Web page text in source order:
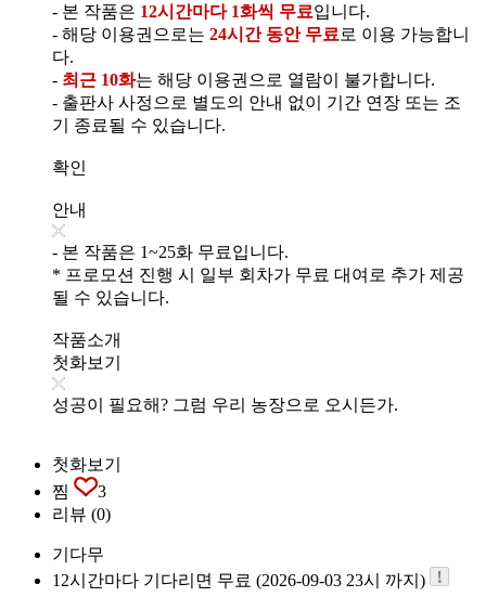
- 본 작품은 12시간마다 1화씩 무료입니다.
- 해당 이용권으로는 24시간 동안 무료 로 이용 가능합니
다.
- 최근 10화는 해당 이용권으로 열람이 불가합니다.
- 출판사 사정으로 별도의 안내 없이 기간 연장 또는 조
기 종료될 수 있습니다.
확인
안내
- 본 작품은 1~25화 무료입니다.
* 프로모션 진행 시 일부 회차가 무료 대여로 추가 제공
될 수 있습니다.
작품소개
첫화보기
성공이 필요해? 그럼 우리 농장으로 오시든가.
첫화보기
찜
3
리뷰 (0)
기다무
12시간마다 기다리면 무료 (2026-09-03 23시 까지)